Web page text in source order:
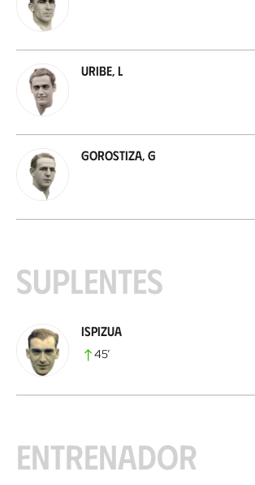
Uribe, L
Gorostiza, G
Suplentes
Ispizua
45’
Entrenador